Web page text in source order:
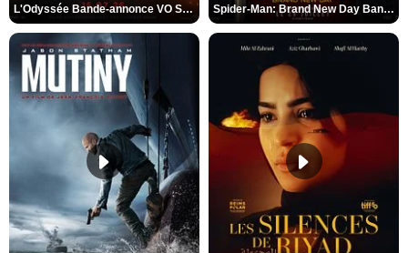
L'Odyssée Bande-annonce VO STFR Spider-Man: Brand New Day Bande-annonce VO STFR